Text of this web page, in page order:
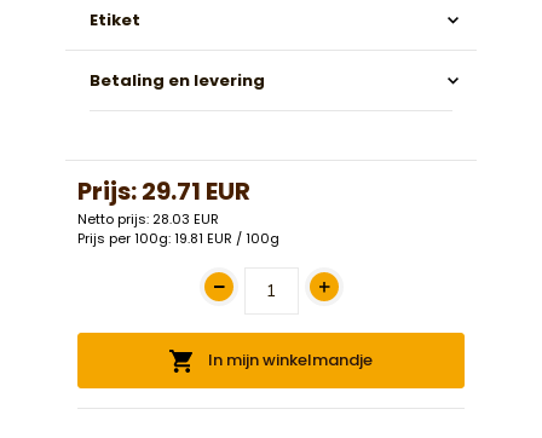
Etiket
Betaling en levering
Prijs:29.71 EUR
Netto prijs: 28.03 EUR
Prijs per 100g: 19.81 EUR / 100g
In mijn winkelmandje